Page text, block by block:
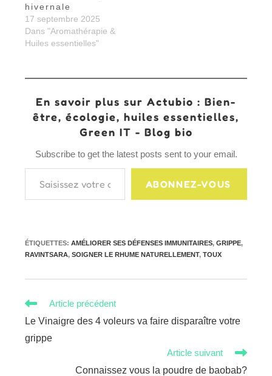
hivernale
17 septembre 2025
Dans "Aromathérapie &
Huiles essentielles"
En savoir plus sur Actubio : Bien-
être, écologie, huiles essentielles,
Green IT - Blog bio
Subscribe to get the latest posts sent to your email.
Saisissez votre adresse e-mail…
ABONNEZ-VOUS
ÉTIQUETTES:AMÉLIORER SES DÉFENSES IMMUNITAIRES, GRIPPE,
RAVINTSARA, SOIGNER LE RHUME NATURELLEMENT, TOUX
Read
articles
Article précédent
Le Vinaigre des 4 voleurs va faire disparaître votre
grippe
Article suivant
Connaissez vous la poudre de baobab?